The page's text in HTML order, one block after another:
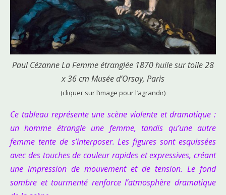
Paul Cézanne La Femme étranglée 1870 huile sur toile 28
x 36 cm Musée d’Orsay, Paris
(cliquer sur l’image pour l’agrandir)
Ce tableau représente une scène violente et dramatique :
un homme étrangle une femme, tandis qu’une autre
femme tente de s’interposer. Les figures sont esquissées
avec des touches de couleur rapides et expressives, créant
une impression de mouvement et de tension. Le fond
sombre et tourmenté renforce l’atmosphère dramatique